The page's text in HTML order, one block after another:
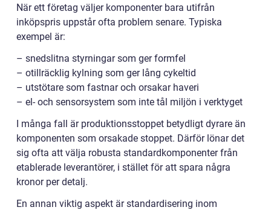
När ett företag väljer komponenter bara utifrån
inköpspris uppstår ofta problem senare. Typiska
exempel är:
– snedslitna styrningar som ger formfel
– otillräcklig kylning som ger lång cykeltid
– utstötare som fastnar och orsakar haveri
– el- och sensorsystem som inte tål miljön i verktyget
I många fall är produktionsstoppet betydligt dyrare än
komponenten som orsakade stoppet. Därför lönar det
sig ofta att välja robusta standardkomponenter från
etablerade leverantörer, i stället för att spara några
kronor per detalj.
En annan viktig aspekt är standardisering inom